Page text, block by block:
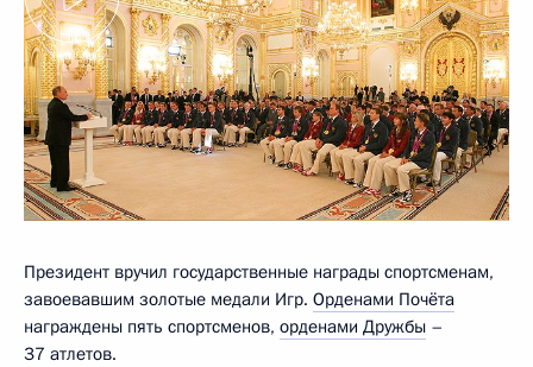
Президент вручил государственные награды спортсменам,
завоевавшим золотые медали Игр. Орденами Почёта
награждены пять спортсменов, орденами Дружбы –
37 атлетов.